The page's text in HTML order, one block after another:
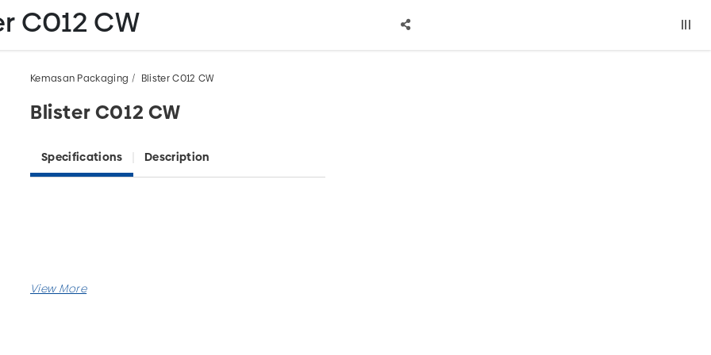
C012 CW
Kemasan Packaging Blister C012 CW
Blister C012 CW
Specifications Description